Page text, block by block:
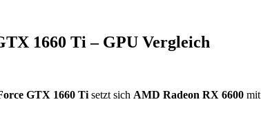
1660 Ti – GPU Vergleich
GTX 1660 Ti setzt sich AMD Radeon RX 6600 mit